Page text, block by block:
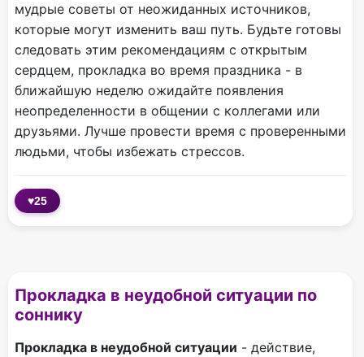
мудрые советы от неожиданных источников,
которые могут изменить ваш путь. Будьте готовы
следовать этим рекомендациям с открытым
сердцем, прокладка во время праздника - в
ближайшую неделю ожидайте появления
неопределенности в общении с коллегами или
друзьями. Лучше провести время с проверенными
людьми, чтобы избежать стрессов.
♥25
Прокладка в неудобной ситуации по
соннику
Прокладка в неудобной ситуации - действие,